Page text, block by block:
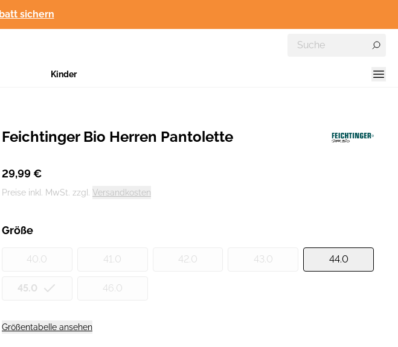
sichern
Kinder
Hersteller:
Feichtinger Bio Herren Pantolette
29,99 €
Preise inkl. MwSt. zzgl. Versandkosten
Größe
40.0 41.0 42.0 43.0 44.0
45.0 46.0
Größentabelle ansehen